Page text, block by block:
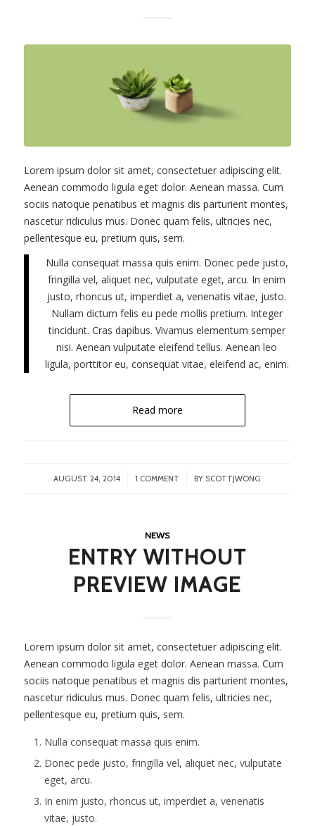
Lorem ipsum dolor sit amet, consectetuer adipiscing elit.
Aenean commodo ligula eget dolor. Aenean massa. Cum
sociis natoque penatibus et magnis dis parturient montes,
nascetur ridiculus mus. Donec quam felis, ultricies nec,
pellentesque eu, pretium quis, sem.
Nulla consequat massa quis enim. Donec pede justo,
fringilla vel, aliquet nec, vulputate eget, arcu. In enim
justo, rhoncus ut, imperdiet a, venenatis vitae, justo.
Nullam dictum felis eu pede mollis pretium. Integer
tincidunt. Cras dapibus. Vivamus elementum semper
nisi. Aenean vulputate eleifend tellus. Aenean leo
ligula, porttitor eu, consequat vitae, eleifend ac, enim.
Read more
AUGUST 24, 2014
/ 1 COMMENT
/ BY SCOTTJWONG
NEWS
ENTRY WITHOUT
PREVIEW IMAGE
Lorem ipsum dolor sit amet, consectetuer adipiscing elit.
Aenean commodo ligula eget dolor. Aenean massa. Cum
sociis natoque penatibus et magnis dis parturient montes,
nascetur ridiculus mus. Donec quam felis, ultricies nec,
pellentesque eu, pretium quis, sem.
Nulla consequat massa quis enim.
Donec pede justo, fringilla vel, aliquet nec, vulputate
eget, arcu.
In enim justo, rhoncus ut, imperdiet a, venenatis
vitae, justo.